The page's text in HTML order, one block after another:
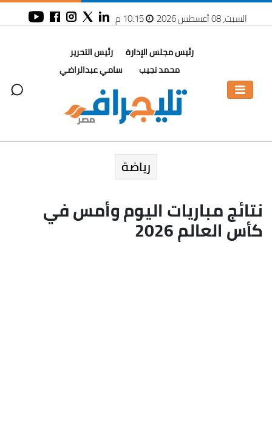
السبت، 08 أغسطس 2026 10:15 م
رئيس مجلس الإدارة
محمد نجيب
رئيس التحرير
سامي عبدالراضي
رياضة
نتائج مباريات اليوم وأمس في
كأس العالم 2026